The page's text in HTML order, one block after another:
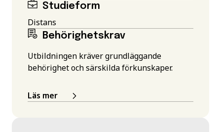
Studieform
Distans
Behörighetskrav
Utbildningen kräver grundläggande
behörighet och särskilda förkunskaper.
Läs mer